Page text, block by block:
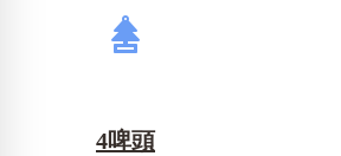
4啤頭